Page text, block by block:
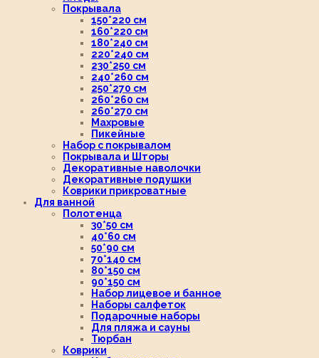
Покрывала
150*220 см
160*220 см
180*240 см
220*240 см
230*250 см
240*260 см
250*270 см
260*260 см
260*270 см
Махровые
Пикейные
Набор с покрывалом
Покрывала и Шторы
Декоративные наволочки
Декоративные подушки
Коврики прикроватные
Для ванной
Полотенца
30*50 см
40*60 см
50*90 см
70*140 см
80*150 см
90*150 см
Набор лицевое и банное
Наборы салфеток
Подарочные наборы
Для пляжа и сауны
Тюрбан
Коврики